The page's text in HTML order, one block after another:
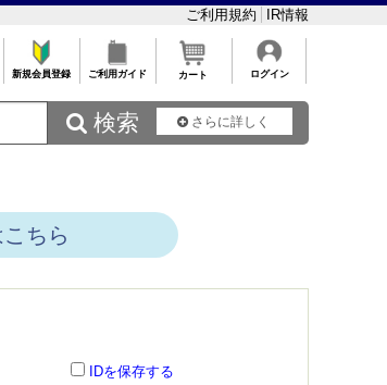
ご利用規約 IR情報
新規会員登録 ご利用ガイド カート ログイン
 検索 さらに詳しく
ちら
IDを保存する